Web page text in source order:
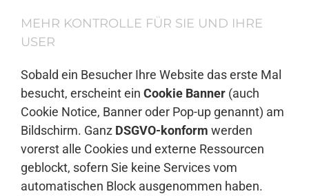
MEHR KONTROLLE FÜR SIE UND IHRE
USER
Sobald ein Besucher Ihre Website das erste Mal
besucht, erscheint ein Cookie Banner (auch
Cookie Notice, Banner oder Pop-up genannt) am
Bildschirm. Ganz DSGVO-konform werden
vorerst alle Cookies und externe Ressourcen
geblockt, sofern Sie keine Services vom
automatischen Block ausgenommen haben.